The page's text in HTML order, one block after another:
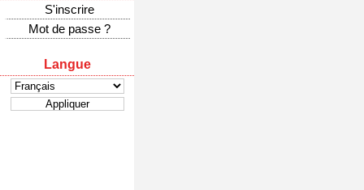
S'inscrire
Mot de passe ?
Langue